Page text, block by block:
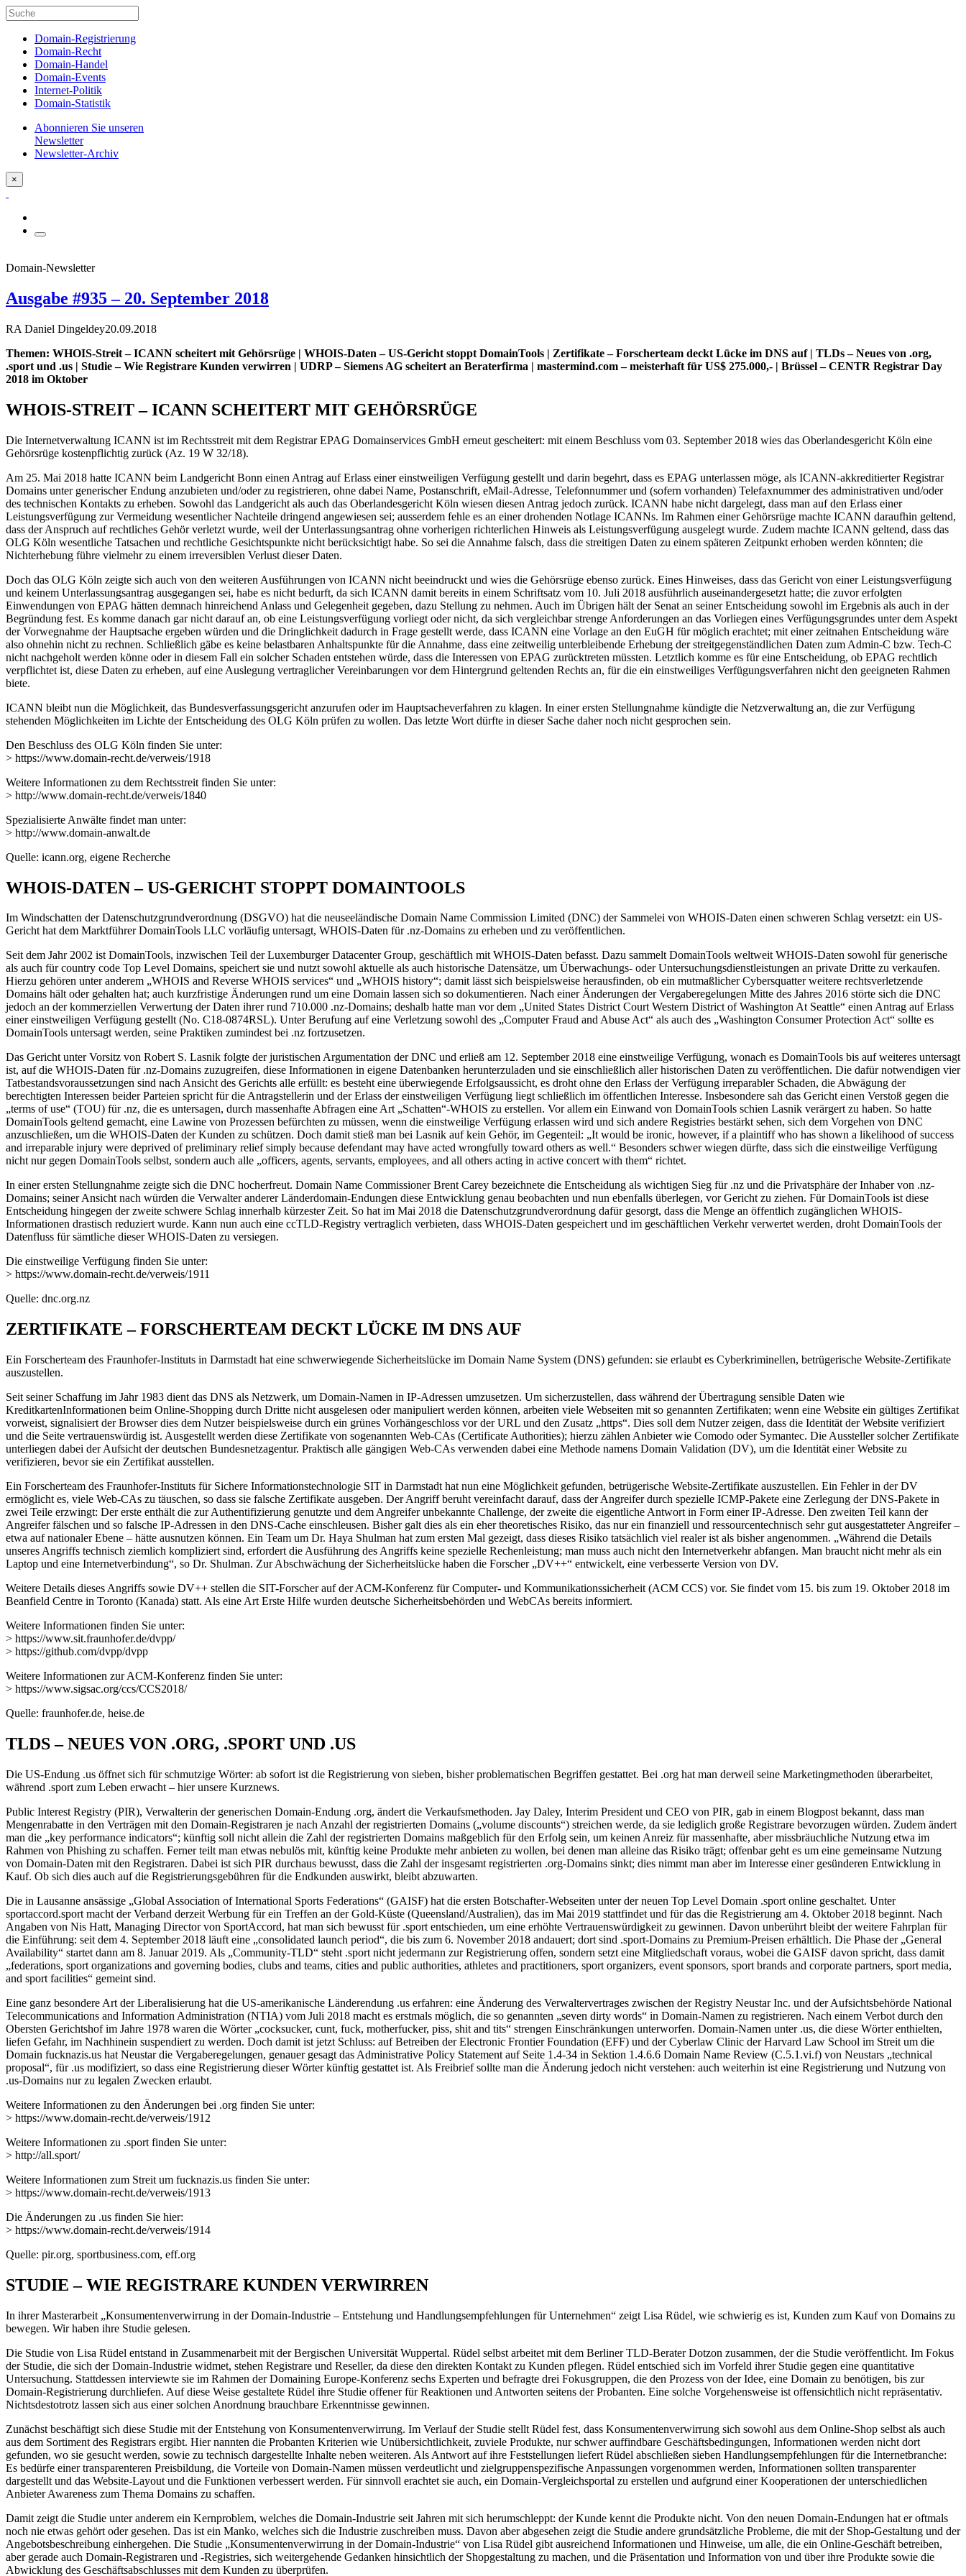
Domain-Registrierung
Domain-Recht
Domain-Handel
Domain-Events
Internet-Politik
Domain-Statistik
Abonnieren Sie unseren
Newsletter
Newsletter-Archiv
×
Domain-Newsletter
Ausgabe #935 – 20. September 2018
RA Daniel Dingeldey20.09.2018
Themen: WHOIS-Streit – ICANN scheitert mit Gehörsrüge | WHOIS-Daten – US-Gericht stoppt DomainTools | Zertifikate – Forscherteam deckt Lücke im DNS auf | TLDs – Neues von .org,
.sport und .us | Studie – Wie Registrare Kunden verwirren | UDRP – Siemens AG scheitert an Beraterfirma | mastermind.com – meisterhaft für US$ 275.000,- | Brüssel – CENTR Registrar Day
2018 im Oktober
WHOIS-STREIT – ICANN SCHEITERT MIT GEHÖRSRÜGE
Die Internetverwaltung ICANN ist im Rechtsstreit mit dem Registrar EPAG Domainservices GmbH erneut gescheitert: mit einem Beschluss vom 03. September 2018 wies das Oberlandesgericht Köln eine
Gehörsrüge kostenpflichtig zurück (Az. 19 W 32/18).
Am 25. Mai 2018 hatte ICANN beim Landgericht Bonn einen Antrag auf Erlass einer einstweiligen Verfügung gestellt und darin begehrt, dass es EPAG unterlassen möge, als ICANN-akkreditierter Registrar
Domains unter generischer Endung anzubieten und/oder zu registrieren, ohne dabei Name, Postanschrift, eMail-Adresse, Telefonnummer und (sofern vorhanden) Telefaxnummer des administrativen und/oder
des technischen Kontakts zu erheben. Sowohl das Landgericht als auch das Oberlandesgericht Köln wiesen diesen Antrag jedoch zurück. ICANN habe nicht dargelegt, dass man auf den Erlass einer
Leistungsverfügung zur Vermeidung wesentlicher Nachteile dringend angewiesen sei; ausserdem fehle es an einer drohenden Notlage ICANNs. Im Rahmen einer Gehörsrüge machte ICANN daraufhin geltend,
dass der Anspruch auf rechtliches Gehör verletzt wurde, weil der Unterlassungsantrag ohne vorherigen richterlichen Hinweis als Leistungsverfügung ausgelegt wurde. Zudem machte ICANN geltend, dass das
OLG Köln wesentliche Tatsachen und rechtliche Gesichtspunkte nicht berücksichtigt habe. So sei die Annahme falsch, dass die streitigen Daten zu einem späteren Zeitpunkt erhoben werden könnten; die
Nichterhebung führe vielmehr zu einem irreversiblen Verlust dieser Daten.
Doch das OLG Köln zeigte sich auch von den weiteren Ausführungen von ICANN nicht beeindruckt und wies die Gehörsrüge ebenso zurück. Eines Hinweises, dass das Gericht von einer Leistungsverfügung
und keinem Unterlassungsantrag ausgegangen sei, habe es nicht bedurft, da sich ICANN damit bereits in einem Schriftsatz vom 10. Juli 2018 ausführlich auseinandergesetzt hatte; die zuvor erfolgten
Einwendungen von EPAG hätten demnach hinreichend Anlass und Gelegenheit gegeben, dazu Stellung zu nehmen. Auch im Übrigen hält der Senat an seiner Entscheidung sowohl im Ergebnis als auch in der
Begründung fest. Es komme danach gar nicht darauf an, ob eine Leistungsverfügung vorliegt oder nicht, da sich vergleichbar strenge Anforderungen an das Vorliegen eines Verfügungsgrundes unter dem Aspekt
der Vorwegnahme der Hauptsache ergeben würden und die Dringlichkeit dadurch in Frage gestellt werde, dass ICANN eine Vorlage an den EuGH für möglich erachtet; mit einer zeitnahen Entscheidung wäre
also ohnehin nicht zu rechnen. Schließlich gäbe es keine belastbaren Anhaltspunkte für die Annahme, dass eine zeitweilig unterbleibende Erhebung der streitgegenständlichen Daten zum Admin-C bzw. Tech-C
nicht nachgeholt werden könne oder in diesem Fall ein solcher Schaden entstehen würde, dass die Interessen von EPAG zurücktreten müssten. Letztlich komme es für eine Entscheidung, ob EPAG rechtlich
verpflichtet ist, diese Daten zu erheben, auf eine Auslegung vertraglicher Vereinbarungen vor dem Hintergrund geltenden Rechts an, für die ein einstweiliges Verfügungsverfahren nicht den geeigneten Rahmen
biete.
ICANN bleibt nun die Möglichkeit, das Bundesverfassungsgericht anzurufen oder im Hauptsacheverfahren zu klagen. In einer ersten Stellungnahme kündigte die Netzverwaltung an, die zur Verfügung
stehenden Möglichkeiten im Lichte der Entscheidung des OLG Köln prüfen zu wollen. Das letzte Wort dürfte in dieser Sache daher noch nicht gesprochen sein.
Den Beschluss des OLG Köln finden Sie unter:
> https://www.domain-recht.de/verweis/1918
Weitere Informationen zu dem Rechtsstreit finden Sie unter:
> http://www.domain-recht.de/verweis/1840
Spezialisierte Anwälte findet man unter:
> http://www.domain-anwalt.de
Quelle: icann.org, eigene Recherche
WHOIS-DATEN – US-GERICHT STOPPT DOMAINTOOLS
Im Windschatten der Datenschutzgrundverordnung (DSGVO) hat die neuseeländische Domain Name Commission Limited (DNC) der Sammelei von WHOIS-Daten einen schweren Schlag versetzt: ein US-
Gericht hat dem Marktführer DomainTools LLC vorläufig untersagt, WHOIS-Daten für .nz-Domains zu erheben und zu veröffentlichen.
Seit dem Jahr 2002 ist DomainTools, inzwischen Teil der Luxemburger Datacenter Group, geschäftlich mit WHOIS-Daten befasst. Dazu sammelt DomainTools weltweit WHOIS-Daten sowohl für generische
als auch für country code Top Level Domains, speichert sie und nutzt sowohl aktuelle als auch historische Datensätze, um Überwachungs- oder Untersuchungsdienstleistungen an private Dritte zu verkaufen.
Hierzu gehören unter anderem „WHOIS and Reverse WHOIS services“ und „WHOIS history“; damit lässt sich beispielsweise herausfinden, ob ein mutmaßlicher Cybersquatter weitere rechtsverletzende
Domains hält oder gehalten hat; auch kurzfristige Änderungen rund um eine Domain lassen sich so dokumentieren. Nach einer Änderungen der Vergaberegelungen Mitte des Jahres 2016 störte sich die DNC
jedoch an der kommerziellen Verwertung der Daten ihrer rund 710.000 .nz-Domains; deshalb hatte man vor dem „United States District Court Western District of Washington At Seattle“ einen Antrag auf Erlass
einer einstweiligen Verfügung gestellt (No. C18-0874RSL). Unter Berufung auf eine Verletzung sowohl des „Computer Fraud and Abuse Act“ als auch des „Washington Consumer Protection Act“ sollte es
DomainTools untersagt werden, seine Praktiken zumindest bei .nz fortzusetzen.
Das Gericht unter Vorsitz von Robert S. Lasnik folgte der juristischen Argumentation der DNC und erließ am 12. September 2018 eine einstweilige Verfügung, wonach es DomainTools bis auf weiteres untersagt
ist, auf die WHOIS-Daten für .nz-Domains zuzugreifen, diese Informationen in eigene Datenbanken herunterzuladen und sie einschließlich aller historischen Daten zu veröffentlichen. Die dafür notwendigen vier
Tatbestandsvoraussetzungen sind nach Ansicht des Gerichts alle erfüllt: es besteht eine überwiegende Erfolgsaussicht, es droht ohne den Erlass der Verfügung irreparabler Schaden, die Abwägung der
berechtigten Interessen beider Parteien spricht für die Antragstellerin und der Erlass der einstweiligen Verfügung liegt schließlich im öffentlichen Interesse. Insbesondere sah das Gericht einen Verstoß gegen die
„terms of use“ (TOU) für .nz, die es untersagen, durch massenhafte Abfragen eine Art „Schatten“-WHOIS zu erstellen. Vor allem ein Einwand von DomainTools schien Lasnik verärgert zu haben. So hatte
DomainTools geltend gemacht, eine Lawine von Prozessen befürchten zu müssen, wenn die einstweilige Verfügung erlassen wird und sich andere Registries bestärkt sehen, sich dem Vorgehen von DNC
anzuschließen, um die WHOIS-Daten der Kunden zu schützen. Doch damit stieß man bei Lasnik auf kein Gehör, im Gegenteil: „It would be ironic, however, if a plaintiff who has shown a likelihood of success
and irreparable injury were deprived of preliminary relief simply because defendant may have acted wrongfully toward others as well.“ Besonders schwer wiegen dürfte, dass sich die einstweilige Verfügung
nicht nur gegen DomainTools selbst, sondern auch alle „officers, agents, servants, employees, and all others acting in active concert with them“ richtet.
In einer ersten Stellungnahme zeigte sich die DNC hocherfreut. Domain Name Commissioner Brent Carey bezeichnete die Entscheidung als wichtigen Sieg für .nz und die Privatsphäre der Inhaber von .nz-
Domains; seiner Ansicht nach würden die Verwalter anderer Länderdomain-Endungen diese Entwicklung genau beobachten und nun ebenfalls überlegen, vor Gericht zu ziehen. Für DomainTools ist diese
Entscheidung hingegen der zweite schwere Schlag innerhalb kürzester Zeit. So hat im Mai 2018 die Datenschutzgrundverordnung dafür gesorgt, dass die Menge an öffentlich zugänglichen WHOIS-
Informationen drastisch reduziert wurde. Kann nun auch eine ccTLD-Registry vertraglich verbieten, dass WHOIS-Daten gespeichert und im geschäftlichen Verkehr verwertet werden, droht DomainTools der
Datenfluss für sämtliche dieser WHOIS-Daten zu versiegen.
Die einstweilige Verfügung finden Sie unter:
> https://www.domain-recht.de/verweis/1911
Quelle: dnc.org.nz
ZERTIFIKATE – FORSCHERTEAM DECKT LÜCKE IM DNS AUF
Ein Forscherteam des Fraunhofer-Instituts in Darmstadt hat eine schwerwiegende Sicherheitslücke im Domain Name System (DNS) gefunden: sie erlaubt es Cyberkriminellen, betrügerische Website-Zertifikate
auszustellen.
Seit seiner Schaffung im Jahr 1983 dient das DNS als Netzwerk, um Domain-Namen in IP-Adressen umzusetzen. Um sicherzustellen, dass während der Übertragung sensible Daten wie
KreditkartenInformationen beim Online-Shopping durch Dritte nicht ausgelesen oder manipuliert werden können, arbeiten viele Webseiten mit so genannten Zertifikaten; wenn eine Website ein gültiges Zertifikat
vorweist, signalisiert der Browser dies dem Nutzer beispielsweise durch ein grünes Vorhängeschloss vor der URL und den Zusatz „https“. Dies soll dem Nutzer zeigen, dass die Identität der Website verifiziert
und die Seite vertrauenswürdig ist. Ausgestellt werden diese Zertifikate von sogenannten Web-CAs (Certificate Authorities); hierzu zählen Anbieter wie Comodo oder Symantec. Die Aussteller solcher Zertifikate
unterliegen dabei der Aufsicht der deutschen Bundesnetzagentur. Praktisch alle gängigen Web-CAs verwenden dabei eine Methode namens Domain Validation (DV), um die Identität einer Website zu
verifizieren, bevor sie ein Zertifikat ausstellen.
Ein Forscherteam des Fraunhofer-Instituts für Sichere Informationstechnologie SIT in Darmstadt hat nun eine Möglichkeit gefunden, betrügerische Website-Zertifikate auszustellen. Ein Fehler in der DV
ermöglicht es, viele Web-CAs zu täuschen, so dass sie falsche Zertifikate ausgeben. Der Angriff beruht vereinfacht darauf, dass der Angreifer durch spezielle ICMP-Pakete eine Zerlegung der DNS-Pakete in
zwei Teile erzwingt: Der erste enthält die zur Authentifizierung genutzte und dem Angreifer unbekannte Challenge, der zweite die eigentliche Antwort in Form einer IP-Adresse. Den zweiten Teil kann der
Angreifer fälschen und so falsche IP-Adressen in den DNS-Cache einschleusen. Bisher galt dies als ein eher theoretisches Risiko, das nur ein finanziell und ressourcentechnisch sehr gut ausgestatteter Angreifer –
etwa auf nationaler Ebene – hätte ausnutzen können. Ein Team um Dr. Haya Shulman hat zum ersten Mal gezeigt, dass dieses Risiko tatsächlich viel realer ist als bisher angenommen. „Während die Details
unseres Angriffs technisch ziemlich kompliziert sind, erfordert die Ausführung des Angriffs keine spezielle Rechenleistung; man muss auch nicht den Internetverkehr abfangen. Man braucht nicht mehr als ein
Laptop und eine Internetverbindung“, so Dr. Shulman. Zur Abschwächung der Sicherheitslücke haben die Forscher „DV++“ entwickelt, eine verbesserte Version von DV.
Weitere Details dieses Angriffs sowie DV++ stellen die SIT-Forscher auf der ACM-Konferenz für Computer- und Kommunikationssicherheit (ACM CCS) vor. Sie findet vom 15. bis zum 19. Oktober 2018 im
Beanfield Centre in Toronto (Kanada) statt. Als eine Art Erste Hilfe wurden deutsche Sicherheitsbehörden und WebCAs bereits informiert.
Weitere Informationen finden Sie unter:
> https://www.sit.fraunhofer.de/dvpp/
> https://github.com/dvpp/dvpp
Weitere Informationen zur ACM-Konferenz finden Sie unter:
> https://www.sigsac.org/ccs/CCS2018/
Quelle: fraunhofer.de, heise.de
TLDS – NEUES VON .ORG, .SPORT UND .US
Die US-Endung .us öffnet sich für schmutzige Wörter: ab sofort ist die Registrierung von sieben, bisher problematischen Begriffen gestattet. Bei .org hat man derweil seine Marketingmethoden überarbeitet,
während .sport zum Leben erwacht – hier unsere Kurznews.
Public Interest Registry (PIR), Verwalterin der generischen Domain-Endung .org, ändert die Verkaufsmethoden. Jay Daley, Interim President und CEO von PIR, gab in einem Blogpost bekannt, dass man
Mengenrabatte in den Verträgen mit den Domain-Registraren je nach Anzahl der registrierten Domains („volume discounts“) streichen werde, da sie lediglich große Registrare bevorzugen würden. Zudem ändert
man die „key performance indicators“; künftig soll nicht allein die Zahl der registrierten Domains maßgeblich für den Erfolg sein, um keinen Anreiz für massenhafte, aber missbräuchliche Nutzung etwa im
Rahmen von Phishing zu schaffen. Ferner teilt man etwas nebulös mit, künftig keine Produkte mehr anbieten zu wollen, bei denen man alleine das Risiko trägt; offenbar geht es um eine gemeinsame Nutzung
von Domain-Daten mit den Registraren. Dabei ist sich PIR durchaus bewusst, dass die Zahl der insgesamt registrierten .org-Domains sinkt; dies nimmt man aber im Interesse einer gesünderen Entwicklung in
Kauf. Ob sich dies auch auf die Registrierungsgebühren für die Endkunden auswirkt, bleibt abzuwarten.
Die in Lausanne ansässige „Global Association of International Sports Federations“ (GAISF) hat die ersten Botschafter-Webseiten unter der neuen Top Level Domain .sport online geschaltet. Unter
sportaccord.sport macht der Verband derzeit Werbung für ein Treffen an der Gold-Küste (Queensland/Australien), das im Mai 2019 stattfindet und für das die Registrierung am 4. Oktober 2018 beginnt. Nach
Angaben von Nis Hatt, Managing Director von SportAccord, hat man sich bewusst für .sport entschieden, um eine erhöhte Vertrauenswürdigkeit zu gewinnen. Davon unberührt bleibt der weitere Fahrplan für
die Einführung: seit dem 4. September 2018 läuft eine „consolidated launch period“, die bis zum 6. November 2018 andauert; dort sind .sport-Domains zu Premium-Preisen erhältlich. Die Phase der „General
Availability“ startet dann am 8. Januar 2019. Als „Community-TLD“ steht .sport nicht jedermann zur Registrierung offen, sondern setzt eine Mitgliedschaft voraus, wobei die GAISF davon spricht, dass damit
„federations, sport organizations and governing bodies, clubs and teams, cities and public authorities, athletes and practitioners, sport organizers, event sponsors, sport brands and corporate partners, sport media,
and sport facilities“ gemeint sind.
Eine ganz besondere Art der Liberalisierung hat die US-amerikanische Länderendung .us erfahren: eine Änderung des Verwaltervertrages zwischen der Registry Neustar Inc. und der Aufsichtsbehörde National
Telecommunications and Information Administration (NTIA) vom Juli 2018 macht es erstmals möglich, die so genannten „seven dirty words“ in Domain-Namen zu registrieren. Nach einem Verbot durch den
Obersten Gerichtshof im Jahre 1978 waren die Wörter „cocksucker, cunt, fuck, motherfucker, piss, shit and tits“ strengen Einschränkungen unterworfen. Domain-Namen unter .us, die diese Wörter enthielten,
liefen Gefahr, im Nachhinein suspendiert zu werden. Doch damit ist jetzt Schluss: auf Betreiben der Electronic Frontier Foundation (EFF) und der Cyberlaw Clinic der Harvard Law School im Streit um die
Domain fucknazis.us hat Neustar die Vergaberegelungen, genauer gesagt das Administrative Policy Statement auf Seite 1.4-34 in Sektion 1.4.6.6 Domain Name Review (C.5.1.vi.f) von Neustars „technical
proposal“, für .us modifiziert, so dass eine Registrierung dieser Wörter künftig gestattet ist. Als Freibrief sollte man die Änderung jedoch nicht verstehen: auch weiterhin ist eine Registrierung und Nutzung von
.us-Domains nur zu legalen Zwecken erlaubt.
Weitere Informationen zu den Änderungen bei .org finden Sie unter:
> https://www.domain-recht.de/verweis/1912
Weitere Informationen zu .sport finden Sie unter:
> http://all.sport/
Weitere Informationen zum Streit um fucknazis.us finden Sie unter:
> https://www.domain-recht.de/verweis/1913
Die Änderungen zu .us finden Sie hier:
> https://www.domain-recht.de/verweis/1914
Quelle: pir.org, sportbusiness.com, eff.org
STUDIE – WIE REGISTRARE KUNDEN VERWIRREN
In ihrer Masterarbeit „Konsumentenverwirrung in der Domain-Industrie – Entstehung und Handlungsempfehlungen für Unternehmen“ zeigt Lisa Rüdel, wie schwierig es ist, Kunden zum Kauf von Domains zu
bewegen. Wir haben ihre Studie gelesen.
Die Studie von Lisa Rüdel entstand in Zusammenarbeit mit der Bergischen Universität Wuppertal. Rüdel selbst arbeitet mit dem Berliner TLD-Berater Dotzon zusammen, der die Studie veröffentlicht. Im Fokus
der Studie, die sich der Domain-Industrie widmet, stehen Registrare und Reseller, da diese den direkten Kontakt zu Kunden pflegen. Rüdel entschied sich im Vorfeld ihrer Studie gegen eine quantitative
Untersuchung. Stattdessen interviewte sie im Rahmen der Domaining Europe-Konferenz sechs Experten und befragte drei Fokusgruppen, die den Prozess von der Idee, eine Domain zu benötigen, bis zur
Domain-Registrierung durchliefen. Auf diese Weise gestaltete Rüdel ihre Studie offener für Reaktionen und Antworten seitens der Probanten. Eine solche Vorgehensweise ist offensichtlich nicht repräsentativ.
Nichtsdestotrotz lassen sich aus einer solchen Anordnung brauchbare Erkenntnisse gewinnen.
Zunächst beschäftigt sich diese Studie mit der Entstehung von Konsumentenverwirrung. Im Verlauf der Studie stellt Rüdel fest, dass Konsumentenverwirrung sich sowohl aus dem Online-Shop selbst als auch
aus dem Sortiment des Registrars ergibt. Hier nannten die Probanten Kriterien wie Unübersichtlichkeit, zuviele Produkte, nur schwer auffindbare Geschäftsbedingungen, Informationen werden nicht dort
gefunden, wo sie gesucht werden, sowie zu technisch dargestellte Inhalte neben weiteren. Als Antwort auf ihre Feststellungen liefert Rüdel abschließen sieben Handlungsempfehlungen für die Internetbranche:
Es bedürfe einer transparenteren Preisbildung, die Vorteile von Domain-Namen müssen verdeutlicht und zielgruppenspezifische Anpassungen vorgenommen werden, Informationen sollten transparenter
dargestellt und das Website-Layout und die Funktionen verbessert werden. Für sinnvoll erachtet sie auch, ein Domain-Vergleichsportal zu erstellen und aufgrund einer Kooperationen der unterschiedlichen
Anbieter Awareness zum Thema Domains zu schaffen.
Damit zeigt die Studie unter anderem ein Kernproblem, welches die Domain-Industrie seit Jahren mit sich herumschleppt: der Kunde kennt die Produkte nicht. Von den neuen Domain-Endungen hat er oftmals
noch nie etwas gehört oder gesehen. Das ist ein Manko, welches sich die Industrie zuschreiben muss. Davon aber abgesehen zeigt die Studie andere grundsätzliche Probleme, die mit der Shop-Gestaltung und der
Angebotsbeschreibung einhergehen. Die Studie „Konsumentenverwirrung in der Domain-Industrie“ von Lisa Rüdel gibt ausreichend Informationen und Hinweise, um alle, die ein Online-Geschäft betreiben,
aber gerade auch Domain-Registraren und -Registries, sich weitergehende Gedanken hinsichtlich der Shopgestaltung zu machen, und die Präsentation und Information von und über ihre Produkte sowie die
Abwicklung des Geschäftsabschlusses mit dem Kunden zu überprüfen.